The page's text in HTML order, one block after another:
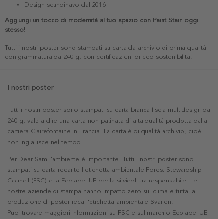
Design scandinavo dal 2016
Aggiungi un tocco di modernità al tuo spazio con Paint Stain oggi
stesso!
Tutti i nostri poster sono stampati su carta da archivio di prima qualità
con grammatura da 240 g, con certificazioni di eco-sostenibilità.
I nostri poster
Tutti i nostri poster sono stampati su carta bianca liscia multidesign da
240 g, vale a dire una carta non patinata di alta qualità prodotta dalla
cartiera Clairefontaine in Francia. La carta è di qualità archivio, cioè
non ingiallisce nel tempo.
Per Dear Sam l'ambiente è importante. Tutti i nostri poster sono
stampati su carta recante l'etichetta ambientale Forest Stewardship
Council (FSC) e la Ecolabel UE per la silvicoltura responsabile. Le
nostre aziende di stampa hanno impatto zero sul clima e tutta la
produzione di poster reca l'etichetta ambientale Svanen.
Puoi trovare maggiori informazioni su FSC e sul marchio Ecolabel UE